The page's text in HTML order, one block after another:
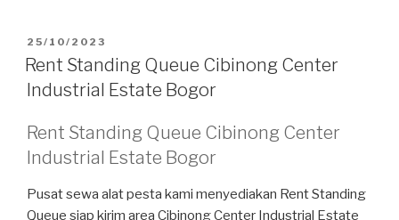
DIPOSKAN
PADA
25/10/2023
Rent Standing Queue Cibinong Center
Industrial Estate Bogor
Rent Standing Queue Cibinong Center
Industrial Estate Bogor
Pusat sewa alat pesta kami menyediakan Rent Standing
Queue siap kirim area Cibinong Center Industrial Estate